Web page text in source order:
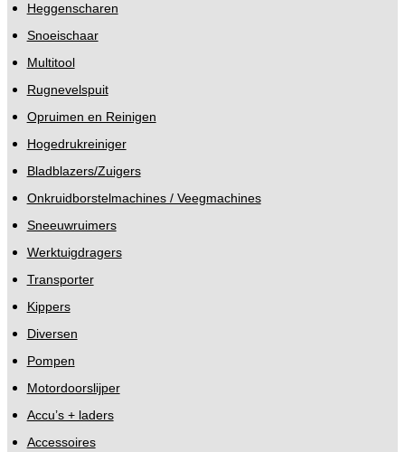
Heggenscharen
Snoeischaar
Multitool
Rugnevelspuit
Opruimen en Reinigen
Hogedrukreiniger
Bladblazers/Zuigers
Onkruidborstelmachines / Veegmachines
Sneeuwruimers
Werktuigdragers
Transporter
Kippers
Diversen
Pompen
Motordoorslijper
Accu’s + laders
Accessoires